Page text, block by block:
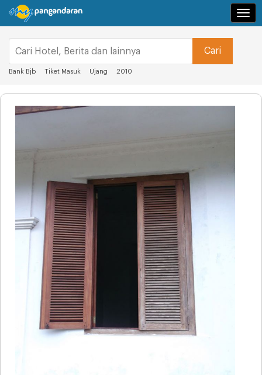
Bank Bjb Tiket Masuk Ujang 2010